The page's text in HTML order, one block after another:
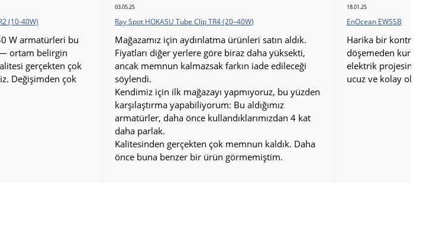
(10-40W)
W armatürleri bu
ortam belirgin
gerçekten çok
Değişimden çok
03.05.25
Ray Spot HOKASU Tube Clip TR4 (20–40W)
Mağazamız için aydınlatma ürünleri satın aldık.
Fiyatları diğer yerlere göre biraz daha yüksekti,
ancak memnun kalmazsak farkın iade edileceği
söylendi.
Kendimiz için ilk mağazayı yapmıyoruz, bu yüzden
karşılaştırma yapabiliyorum: Bu aldığımız
armatürler, daha önce kullandıklarımızdan 4 kat
daha parlak.
Kalitesinden gerçekten çok memnun kaldık. Daha
önce buna benzer bir ürün görmemiştim.
18.01.25
EnOcean EWSSB
Harika bir kontrol
döşemeden
elektrik projesini
ucuz ve kolay